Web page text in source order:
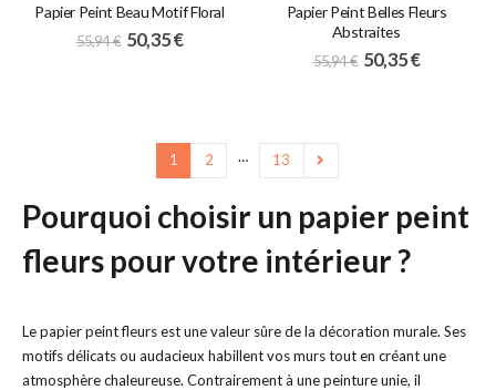
Papier Peint Beau Motif Floral
55,94€ 50,35€
Papier Peint Belles Fleurs
Abstraites
55,94€ 50,35€
1 2 … 13
Pourquoi choisir un papier peint
fleurs pour votre intérieur ?
Le papier peint fleurs est une valeur sûre de la décoration murale. Ses
motifs délicats ou audacieux habillent vos murs tout en créant une
atmosphère chaleureuse. Contrairement à une peinture unie, il